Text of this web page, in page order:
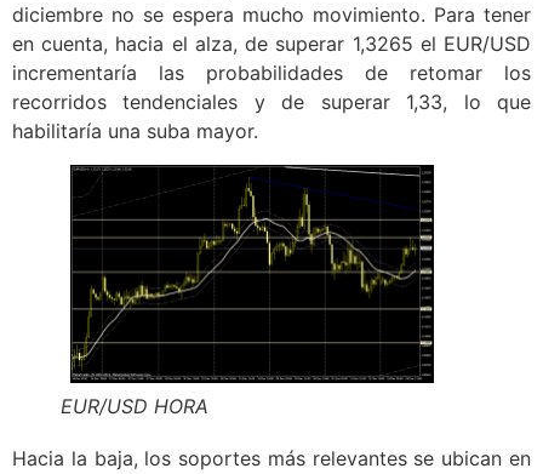
diciembre no se espera mucho movimiento. Para tener
en cuenta, hacia el alza, de superar 1,3265 el EUR/USD
incrementaría las probabilidades de retomar los
recorridos tendenciales y de superar 1,33, lo que
habilitaría una suba mayor.
EUR/USD HORA
Hacia la baja, los soportes más relevantes se ubican en